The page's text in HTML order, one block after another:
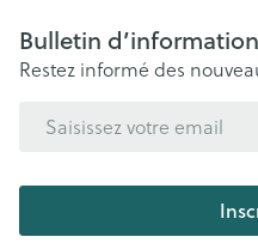
Bulletin d’information
Restez informé des